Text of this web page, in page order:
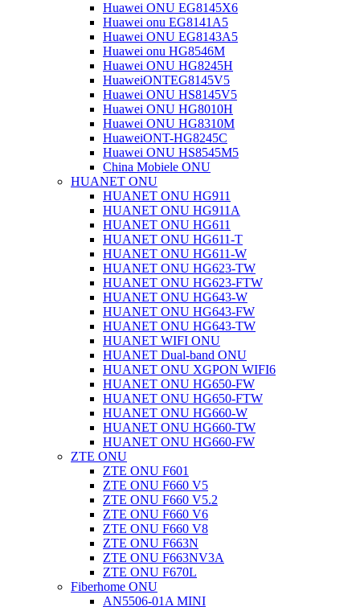
Huawei ONU EG8145X6
Huawei onu EG8141A5
Huawei ONU EG8143A5
Huawei onu HG8546M
Huawei ONU HG8245H
HuaweiONTEG8145V5
Huawei ONU HS8145V5
Huawei ONU HG8010H
Huawei ONU HG8310M
HuaweiONT-HG8245C
Huawei ONU HS8545M5
China Mobiele ONU
HUANET ONU
HUANET ONU HG911
HUANET ONU HG911A
HUANET ONU HG611
HUANET ONU HG611-T
HUANET ONU HG611-W
HUANET ONU HG623-TW
HUANET ONU HG623-FTW
HUANET ONU HG643-W
HUANET ONU HG643-FW
HUANET ONU HG643-TW
HUANET WIFI ONU
HUANET Dual-band ONU
HUANET ONU XGPON WIFI6
HUANET ONU HG650-FW
HUANET ONU HG650-FTW
HUANET ONU HG660-W
HUANET ONU HG660-TW
HUANET ONU HG660-FW
ZTE ONU
ZTE ONU F601
ZTE ONU F660 V5
ZTE ONU F660 V5.2
ZTE ONU F660 V6
ZTE ONU F660 V8
ZTE ONU F663N
ZTE ONU F663NV3A
ZTE ONU F670L
Fiberhome ONU
AN5506-01A MINI